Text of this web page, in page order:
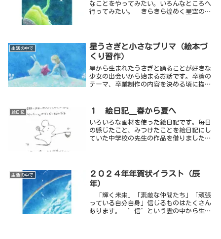
なことをやってみたい。いろんなところへ
行ってみたい。 きらきら煌めく星空のも
生活の中で
星うさぎと小さなプリマ（絵本づ
くり習作）
星から生まれたうさぎと踊ることが好きな
少女の出会いから始まるお話です。卒論の
テーマ、卒業制作の内容を決める頃に描い
絵日記 １ 絵日記＿春から夏へ
いろいろな画材を使った絵日記です。毎日
の感じたこと、みつけたことを絵日記にし
ていた中学校の先生の作品を借りました。
生活の中で
２０２４年年賀状イラスト（辰
年）
「輝く未来」「素敵な仲間たち」「頑張
っている自分自身」信じるものはたくさん
あります。 ”信”という雲の中から生ま